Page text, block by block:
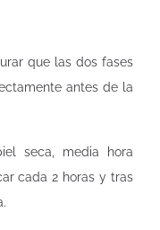
que las dos fases
antes de la
seca, media hora
cada 2 horas y tras